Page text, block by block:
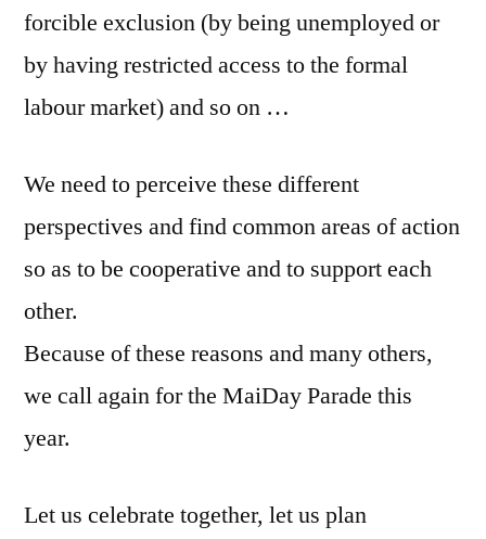
forcible exclusion (by being unemployed or
by having restricted access to the formal
labour market) and so on …
We need to perceive these different
perspectives and find common areas of action
so as to be cooperative and to support each
other.
Because of these reasons and many others,
we call again for the MaiDay Parade this
year.
Let us celebrate together, let us plan